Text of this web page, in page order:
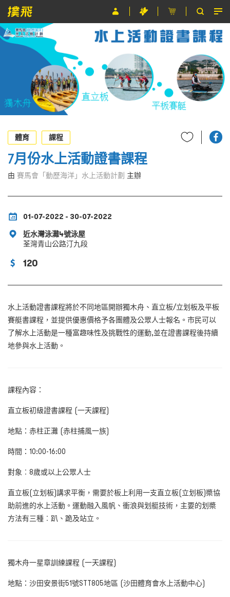
節目
關於撲飛
條款及細則
EN
體育
課程
7月份水上活動證書課程
由 賽馬會「動歷海洋」水上活動計劃 主辦
01-07-2022 - 30-07-2022
近水灣泳灘4號泳屋
荃灣青山公路汀九段
120
水上活動證書課程將於不同地區開辦獨木舟、直立板/立划板及平板
賽艇書課程，並提供優惠價格予各團體及公眾人士報名。市民可以
了解水上活動是一種富趣味性及挑戰性的運動‚並在證書課程後持續
地參與水上活動。
課程內容：
直立板初級證書課程 (一天課程)
地點：赤柱正灘 (赤柱捕風一族)
時間：10:00-16:00
對象︰8歲或以上公眾人士
直立板(立划板)講求平衡，需要於板上利用一支直立板(立划板)槳協
助前進的水上活動。運動融入風帆、衝浪與划艇技術，主要的划槳
方法有三種︰趴、跪及站立。
獨木舟一星章訓練課程 (一天課程)
地點：沙田安景街51號STT805地區 (沙田體育會水上活動中心)